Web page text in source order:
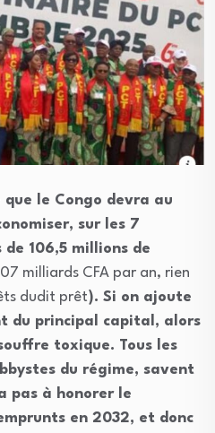
que le Congo devra au
sur les 7
de 106,5 millions de
milliards CFA par an, rien
dudit prêt). Si on ajoute
du principal capital, alors
toxique. Tous les
du régime, savent
pas à honorer le
en 2032, et donc